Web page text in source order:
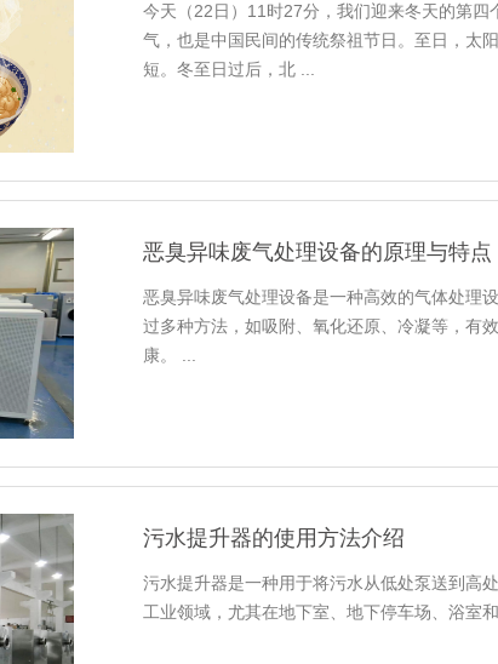
今天（22日）11时27分，我们迎来冬天的第
气，也是中国民间的传统祭祖节日。至日，太
短。冬至日过后，北 ...
恶臭异味废气处理设备的原理与特点
恶臭异味废气处理设备是一种高效的气体处理
过多种方法，如吸附、氧化还原、冷凝等，有
康。 ...
污水提升器的使用方法介绍
污水提升器是一种用于将污水从低处泵送到高
工业领域，尤其在地下室、地下停车场、浴室